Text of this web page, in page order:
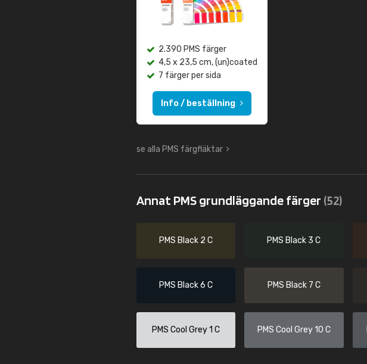
2.390 PMS färger
4,5 x 23,5 cm, (un)coated
7 färger per sida
Info / beställning
se alla PMS färgfläktar
Annat PMS grundläggande färger (52)
PMS Black 2 C PMS Black 3 C
PMS Black 6 C PMS Black 7 C
PMS Cool Grey 1 C PMS Cool Grey 10 C